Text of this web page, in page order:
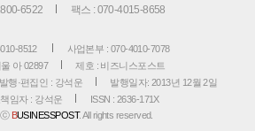
6522
팩스 : 070-4015-8658
8512
사업본부 : 070-4010-7078
아 02897
제호 : 비즈니스포스트
발행·편집인 : 강석운
발행일자: 2013년 12월 2일
임자 : 강석운
ISSN : 2636-171X
ⓒ BUSINESSPOST. All rights reserved.